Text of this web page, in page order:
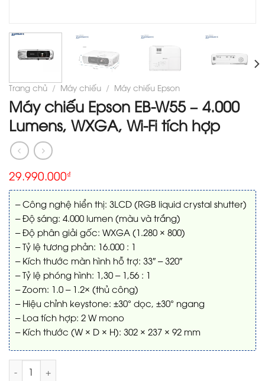
Trang chủ / Máy chiếu / Máy chiếu Epson
Máy chiếu Epson EB-W55 – 4.000
Lumens, WXGA, Wi-Fi tích hợp
29.990.000₫
– Công nghệ hiển thị: 3LCD (RGB liquid crystal shutter)
– Độ sáng: 4.000 lumen (màu và trắng)
– Độ phân giải gốc: WXGA (1.280 × 800)
– Tỷ lệ tương phản: 16.000 : 1
– Kích thước màn hình hỗ trợ: 33″ – 320″
– Tỷ lệ phóng hình: 1,30 – 1,56 : 1
– Zoom: 1.0 – 1.2× (thủ công)
– Hiệu chỉnh keystone: ±30° dọc, ±30° ngang
– Loa tích hợp: 2 W mono
– Kích thước (W × D × H): 302 × 237 × 92 mm
Máy chiếu Epson EB-W55 – 4.000 Lumens, WXGA, Wi-Fi tích